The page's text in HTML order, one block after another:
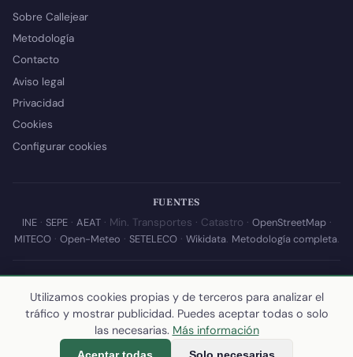
Sobre Callejear
Metodología
Contacto
Aviso legal
Privacidad
Cookies
Configurar cookies
FUENTES
INE· SEPE· AEAT· Min. Transportes · Catastro · OpenStreetMap·
MITECO· Open-Meteo · SETELECO· Wikidata. Metodología completa.
© 2026 Callejear.com — Directorio municipal de España con datos
abiertos. Desarrollado y mantenido porYoel Castaño.
Última actualización de esta página:10 de julio de 2026
calculamos los datos
Utilizamos cookies propias y de terceros para analizar el
tráfico y mostrar publicidad. Puedes aceptar todas o solo
las necesarias. Más información
Aceptar todas Solo necesarias